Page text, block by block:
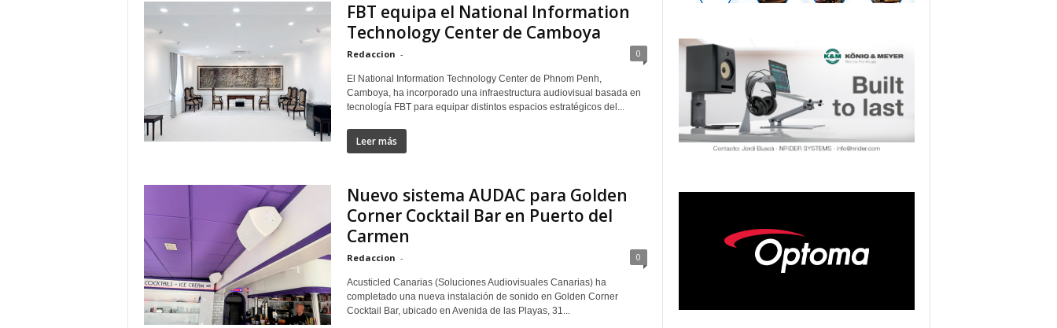
FBT equipa el National Information
Technology Center de Camboya
Redaccion - 0
El National Information Technology Center de Phnom Penh,
Camboya, ha incorporado una infraestructura audiovisual basada en
tecnología FBT para equipar distintos espacios estratégicos del...
Leer más
Nuevo sistema AUDAC para Golden
Corner Cocktail Bar en Puerto del
Carmen
Redaccion - 0
Acusticled Canarias (Soluciones Audiovisuales Canarias) ha
completado una nueva instalación de sonido en Golden Corner
Cocktail Bar, ubicado en Avenida de las Playas, 31...